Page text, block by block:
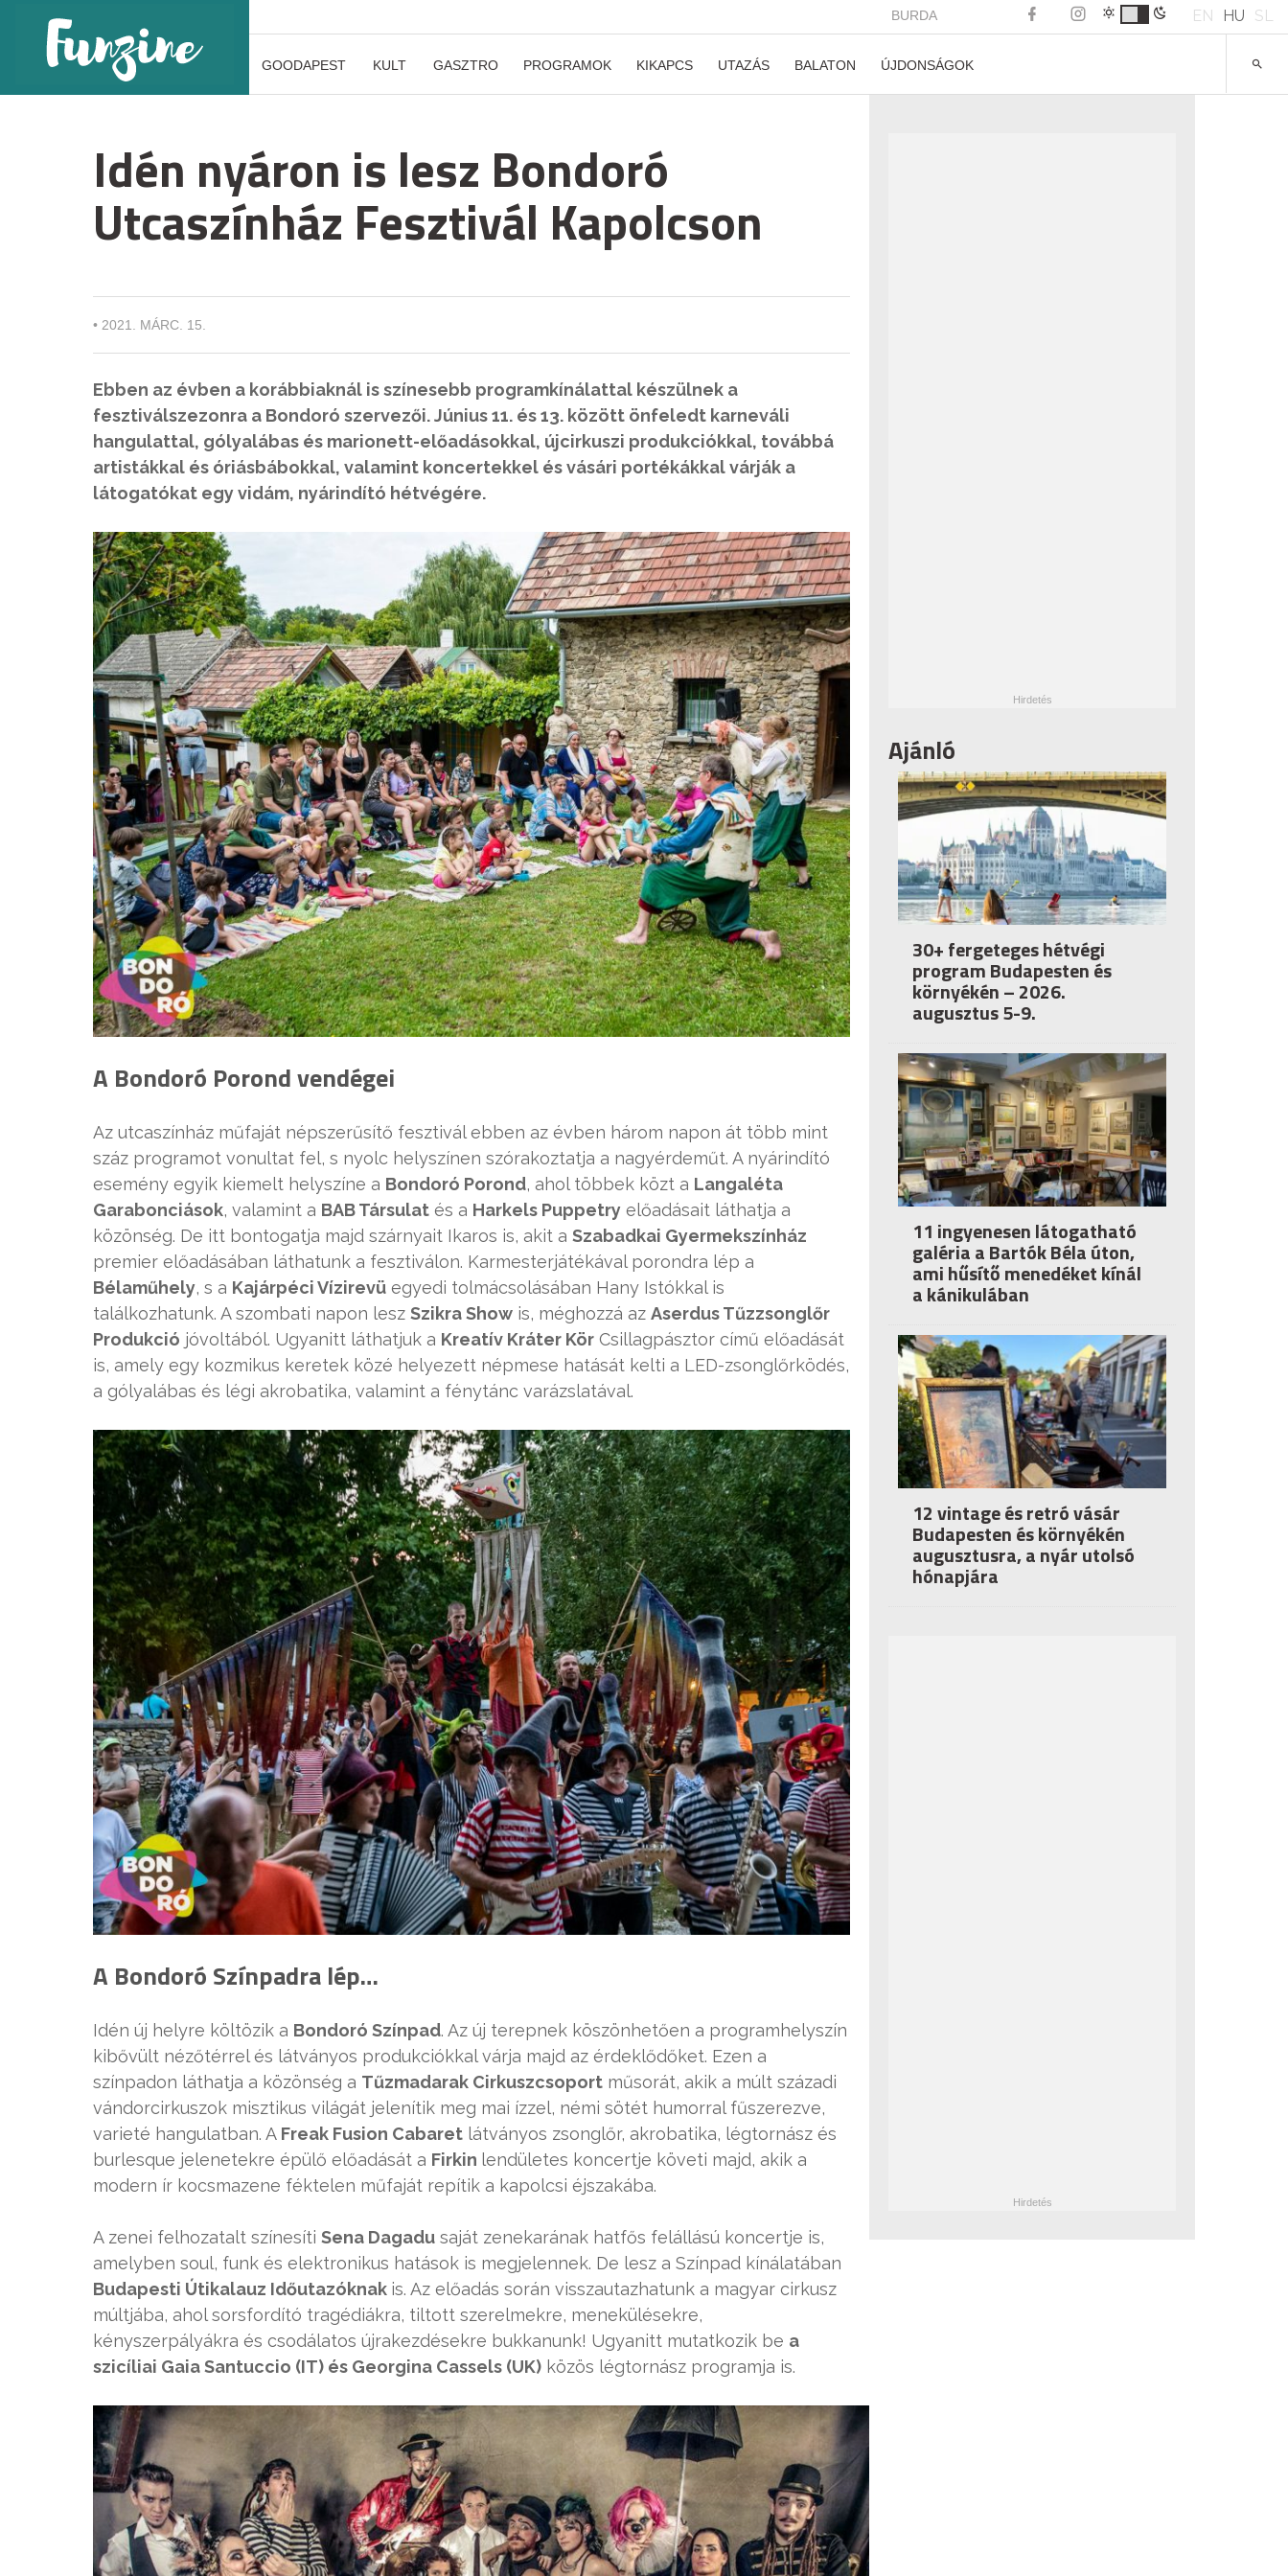
BURDA EN HU SL
GOODAPEST KULT GASZTRO PROGRAMOK KIKAPCS UTAZÁS BALATON ÚJDONSÁGOK
Idén nyáron is lesz Bondoró
Utcaszínház Fesztivál Kapolcson
• 2021. MÁRC. 15.
Ebben az évben a korábbiaknál is színesebb programkínálattal készülnek a
fesztiválszezonra a Bondoró szervezői. Június 11. és 13. között önfeledt karneváli
hangulattal, gólyalábas és marionett-előadásokkal, újcirkuszi produkciókkal, továbbá
artistákkal és óriásbábokkal, valamint koncertekkel és vásári portékákkal várják a
látogatókat egy vidám, nyárindító hétvégére.
A Bondoró Porond vendégei
Az utcaszínház műfaját népszerűsítő fesztivál ebben az évben három napon át több mint
száz programot vonultat fel, s nyolc helyszínen szórakoztatja a nagyérdeműt. A nyárindító
esemény egyik kiemelt helyszíne a Bondoró Porond, ahol többek közt a Langaléta
Garabonciások, valamint a BAB Társulat és a Harkels Puppetry előadásait láthatja a
közönség. De itt bontogatja majd szárnyait Ikaros is, akit a Szabadkai Gyermekszínház
premier előadásában láthatunk a fesztiválon. Karmesterjátékával porondra lép a
Bélaműhely, s a Kajárpéci Vízirevü egyedi tolmácsolásában Hany Istókkal is
találkozhatunk. A szombati napon lesz Szikra Show is, méghozzá az Aserdus Tűzzsonglőr
Produkció jóvoltából. Ugyanitt láthatjuk a Kreatív Kráter Kör Csillagpásztor című előadását
is, amely egy kozmikus keretek közé helyezett népmese hatását kelti a LED-zsonglőrködés,
a gólyalábas és légi akrobatika, valamint a fénytánc varázslatával.
A Bondoró Színpadra lép…
Idén új helyre költözik a Bondoró Színpad. Az új terepnek köszönhetően a programhelyszín
kibővült nézőtérrel és látványos produkciókkal várja majd az érdeklődőket. Ezen a
színpadon láthatja a közönség a Tűzmadarak Cirkuszcsoport műsorát, akik a múlt századi
vándorcirkuszok misztikus világát jelenítik meg mai ízzel, némi sötét humorral fűszerezve,
varieté hangulatban. A Freak Fusion Cabaret látványos zsonglőr, akrobatika, légtornász és
burlesque jelenetekre épülő előadását a Firkin lendületes koncertje követi majd, akik a
modern ír kocsmazene féktelen műfaját repítik a kapolcsi éjszakába.
A zenei felhozatalt színesíti Sena Dagadu saját zenekarának hatfős felállású koncertje is,
amelyben soul, funk és elektronikus hatások is megjelennek. De lesz a Színpad kínálatában
Budapesti Útikalauz Időutazóknak is. Az előadás során visszautazhatunk a magyar cirkusz
múltjába, ahol sorsfordító tragédiákra, tiltott szerelmekre, menekülésekre,
kényszerpályákra és csodálatos újrakezdésekre bukkanunk! Ugyanitt mutatkozik be a
szicíliai Gaia Santuccio (IT) és Georgina Cassels (UK) közös légtornász programja is.
Ajánló
30+ fergeteges hétvégi
program Budapesten és
környékén – 2026.
augusztus 5-9.
11 ingyenesen látogatható
galéria a Bartók Béla úton,
ami hűsítő menedéket kínál
a kánikulában
12 vintage és retró vásár
Budapesten és környékén
augusztusra, a nyár utolsó
hónapjára